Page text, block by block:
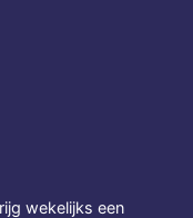
wekelijks een